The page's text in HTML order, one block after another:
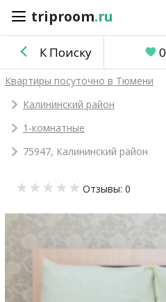
triproom.ru
triproom .ru
Российский
Войти / Зарегистрироваться
объявление
К Поиску 0
Квартиры посуточно в Тюмени
Калининский район
1-комнатные
75947, Калининский район
Отзывы: 0